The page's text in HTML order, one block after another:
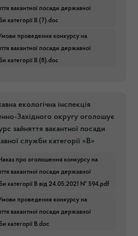
вакантної посади державної
категорії В (7).doc
проведення конкурсу на
вакантної посади державної
категорії В (8).doc
екологічна інспекція
Західного округу оголошує
зайняття вакантної посади
служби категорії «В»
про оголошення конкурсу на
вакантної посади державної
категорії В від 24.05.2021 № 594.pdf
проведення конкурсу на
вакантної посади державної
категорії В.doc